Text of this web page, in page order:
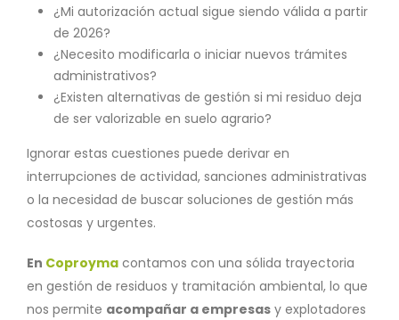
¿Mi autorización actual sigue siendo válida a partir
de 2026?
¿Necesito modificarla o iniciar nuevos trámites
administrativos?
¿Existen alternativas de gestión si mi residuo deja
de ser valorizable en suelo agrario?
Ignorar estas cuestiones puede derivar en
interrupciones de actividad, sanciones administrativas
o la necesidad de buscar soluciones de gestión más
costosas y urgentes.
En Coproyma contamos con una sólida trayectoria
en gestión de residuos y tramitación ambiental, lo que
nos permite acompañar a empresas y explotadores